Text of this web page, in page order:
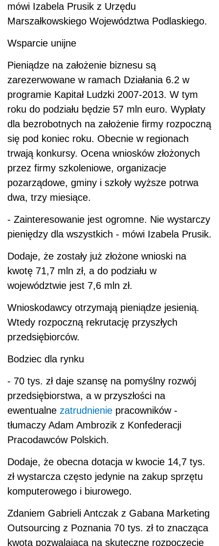
mówi Izabela Prusik z Urzędu
Marszałkowskiego Województwa Podlaskiego.
Wsparcie unijne
Pieniądze na założenie biznesu są
zarezerwowane w ramach Działania 6.2 w
programie Kapitał Ludzki 2007-2013. W tym
roku do podziału będzie 57 mln euro. Wypłaty
dla bezrobotnych na założenie firmy rozpoczną
się pod koniec roku. Obecnie w regionach
trwają konkursy. Ocena wniosków złożonych
przez firmy szkoleniowe, organizacje
pozarządowe, gminy i szkoły wyższe potrwa
dwa, trzy miesiące.
- Zainteresowanie jest ogromne. Nie wystarczy
pieniędzy dla wszystkich - mówi Izabela Prusik.
Dodaje, że zostały już złożone wnioski na
kwotę 71,7 mln zł, a do podziału w
województwie jest 7,6 mln zł.
Wnioskodawcy otrzymają pieniądze jesienią.
Wtedy rozpoczną rekrutację przyszłych
przedsiębiorców.
Bodziec dla rynku
- 70 tys. zł daje szansę na pomyślny rozwój
przedsiębiorstwa, a w przyszłości na
ewentualne zatrudnienie pracowników -
tłumaczy Adam Ambrozik z Konfederacji
Pracodawców Polskich.
Dodaje, że obecna dotacja w kwocie 14,7 tys.
zł wystarcza często jedynie na zakup sprzętu
komputerowego i biurowego.
Zdaniem Gabrieli Antczak z Gabana Marketing
Outsourcing z Poznania 70 tys. zł to znacząca
kwota pozwalająca na skuteczne rozpoczęcie